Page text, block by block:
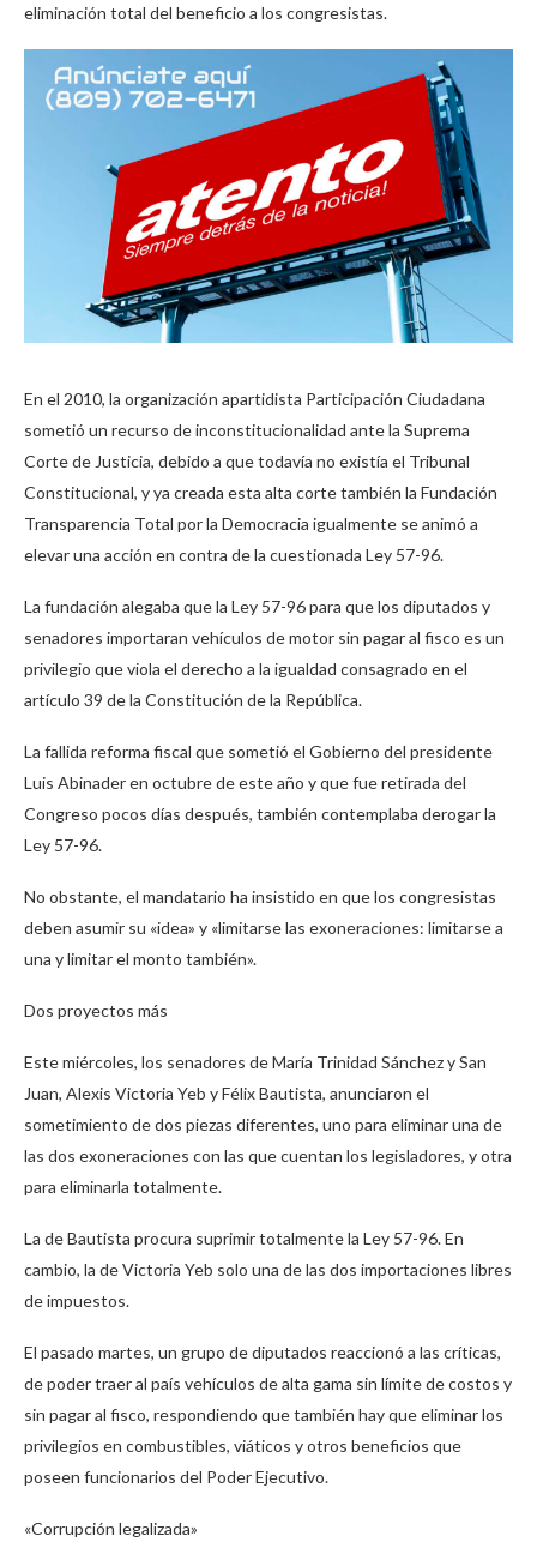
eliminación total del beneficio a los congresistas.
En el 2010, la organización apartidista Participación Ciudadana
sometió un recurso de inconstitucionalidad ante la Suprema
Corte de Justicia, debido a que todavía no existía el Tribunal
Constitucional, y ya creada esta alta corte también la Fundación
Transparencia Total por la Democracia igualmente se animó a
elevar una acción en contra de la cuestionada Ley 57-96.
La fundación alegaba que la Ley 57-96 para que los diputados y
senadores importaran vehículos de motor sin pagar al fisco es un
privilegio que viola el derecho a la igualdad consagrado en el
artículo 39 de la Constitución de la República.
La fallida reforma fiscal que sometió el Gobierno del presidente
Luis Abinader en octubre de este año y que fue retirada del
Congreso pocos días después, también contemplaba derogar la
Ley 57-96.
No obstante, el mandatario ha insistido en que los congresistas
deben asumir su «idea» y «limitarse las exoneraciones: limitarse a
una y limitar el monto también».
Dos proyectos más
Este miércoles, los senadores de María Trinidad Sánchez y San
Juan, Alexis Victoria Yeb y Félix Bautista, anunciaron el
sometimiento de dos piezas diferentes, uno para eliminar una de
las dos exoneraciones con las que cuentan los legisladores, y otra
para eliminarla totalmente.
La de Bautista procura suprimir totalmente la Ley 57-96. En
cambio, la de Victoria Yeb solo una de las dos importaciones libres
de impuestos.
El pasado martes, un grupo de diputados reaccionó a las críticas,
de poder traer al país vehículos de alta gama sin límite de costos y
sin pagar al fisco, respondiendo que también hay que eliminar los
privilegios en combustibles, viáticos y otros beneficios que
poseen funcionarios del Poder Ejecutivo.
«Corrupción legalizada»